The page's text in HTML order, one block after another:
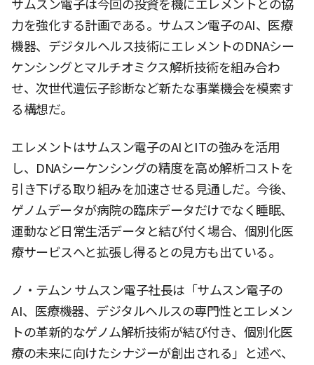
サムスン電子は今回の投資を機にエレメントとの協
力を強化する計画である。サムスン電子のAI、医療
機器、デジタルヘルス技術にエレメントのDNAシー
ケンシングとマルチオミクス解析技術を組み合わ
せ、次世代遺伝子診断など新たな事業機会を模索す
る構想だ。
エレメントはサムスン電子のAIとITの強みを活用
し、DNAシーケンシングの精度を高め解析コストを
引き下げる取り組みを加速させる見通しだ。今後、
ゲノムデータが病院の臨床データだけでなく睡眠、
運動など日常生活データと結び付く場合、個別化医
療サービスへと拡張し得るとの見方も出ている。
ノ・テムン サムスン電子社長は「サムスン電子の
AI、医療機器、デジタルヘルスの専門性とエレメン
トの革新的なゲノム解析技術が結び付き、個別化医
療の未来に向けたシナジーが創出される」と述べ、